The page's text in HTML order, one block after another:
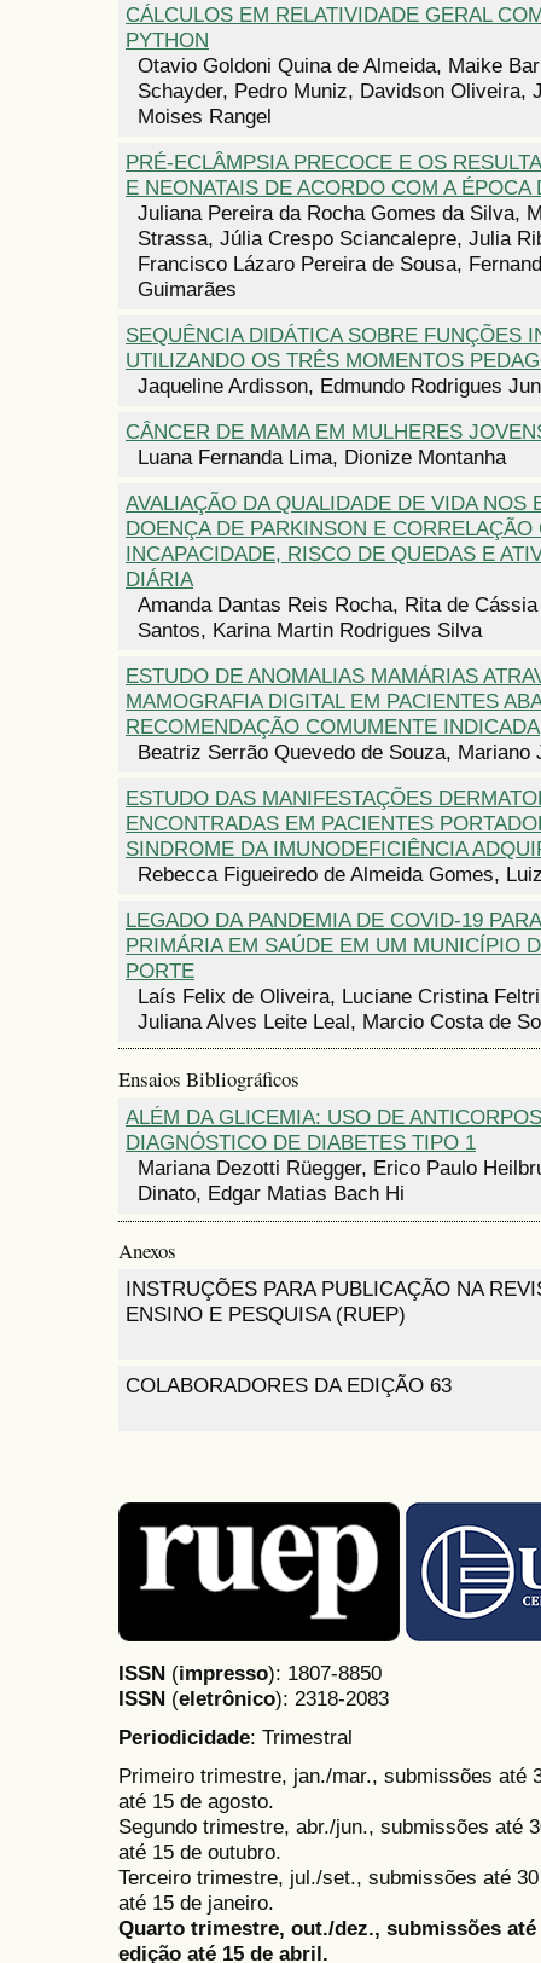
CÁLCULOS EM RELATIVIDADE GERAL
PYTHON
Otavio Goldoni Quina de Almeida, Maike
Schayder, Pedro Muniz, Davidson Oliveira,
Moises Rangel
PRÉ-ECLÂMPSIA PRECOCE E OS
E NEONATAIS DE ACORDO COM A ÉPOCA
Juliana Pereira da Rocha Gomes da Silva,
Strassa, Júlia Crespo Sciancalepre, Julia
Francisco Lázaro Pereira de Sousa,
Guimarães
SEQUÊNCIA DIDÁTICA SOBRE FUNÇÕES
UTILIZANDO OS TRÊS MOMENTOS
Jaqueline Ardisson, Edmundo Rodrigues
CÂNCER DE MAMA EM MULHERES
Luana Fernanda Lima, Dionize Montanha
AVALIAÇÃO DA QUALIDADE DE VIDA NOS
DOENÇA DE PARKINSON E
INCAPACIDADE, RISCO DE QUEDAS E
DIÁRIA
Amanda Dantas Reis Rocha, Rita de
Santos, Karina Martin Rodrigues Silva
ESTUDO DE ANOMALIAS MAMÁRIAS
MAMOGRAFIA DIGITAL EM PACIENTES
RECOMENDAÇÃO COMUMENTE INDICADA
Beatriz Serrão Quevedo de Souza, Mariano
ESTUDO DAS MANIFESTAÇÕES
ENCONTRADAS EM PACIENTES
SINDROME DA IMUNODEFICIÊNCIA
Rebecca Figueiredo de Almeida Gomes,
LEGADO DA PANDEMIA DE COVID-19
PRIMÁRIA EM SAÚDE EM UM MUNICÍPIO
PORTE
Laís Felix de Oliveira, Luciane Cristina
Juliana Alves Leite Leal, Marcio Costa de
Ensaios Bibliográficos
ALÉM DA GLICEMIA: USO DE
DIAGNÓSTICO DE DIABETES TIPO 1
Mariana Dezotti Rüegger, Erico Paulo
Dinato, Edgar Matias Bach Hi
Anexos
INSTRUÇÕES PARA PUBLICAÇÃO NA
ENSINO E PESQUISA (RUEP)
COLABORADORES DA EDIÇÃO 63
ISSN (impresso): 1807-8850
ISSN (eletrônico): 2318-2083
Periodicidade: Trimestral
Primeiro trimestre, jan./mar., submissões até
até 15 de agosto.
Segundo trimestre, abr./jun., submissões até
até 15 de outubro.
Terceiro trimestre, jul./set., submissões até
até 15 de janeiro.
Quarto trimestre, out./dez., submissões
edição até 15 de abril.